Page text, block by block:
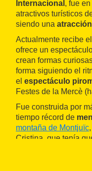
Internacional , fue
atractivos turísticos
siendo una
Actualmente recibe
ofrece un
crean formas
forma siguiendo el
el espectáculo
Festes de la Mercè
Fue construida por
tiempo récord de
montaña de Montjuïc
Cristina, que tenía
fuentes instaladas